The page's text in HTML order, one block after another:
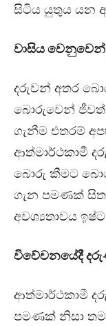
සිටිය යුතුය යන
වාසිය
දරුවන් අතර
බොරුවෙන්
ගැනීම එතරම්
ආත්මාර්ථකාමී
බොරු කීමට
ගැන පමණක්
අවශ්‍යතාවය
විවේචනයේදී
ආත්මාර්ථකාමී
පමණක් නිසා